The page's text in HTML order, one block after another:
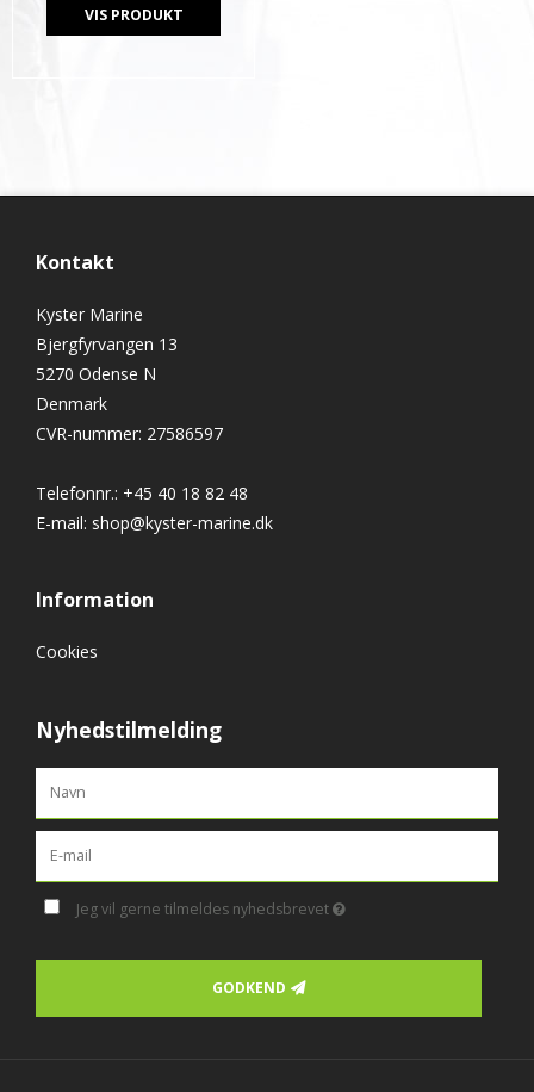
VIS PRODUKT
Kontakt
Kyster Marine
Bjergfyrvangen 13
5270 Odense N
Denmark
CVR-nummer: 27586597
Telefonnr.: +45 40 18 82 48
E-mail: shop@kyster-marine.dk
Information
Cookies
Nyhedstilmelding
Jeg vil gerne tilmeldes nyhedsbrevet
GODKEND